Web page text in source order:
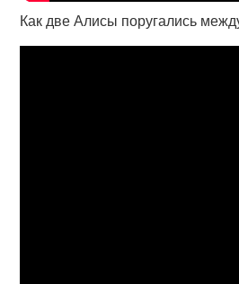
Как две Алисы поругались